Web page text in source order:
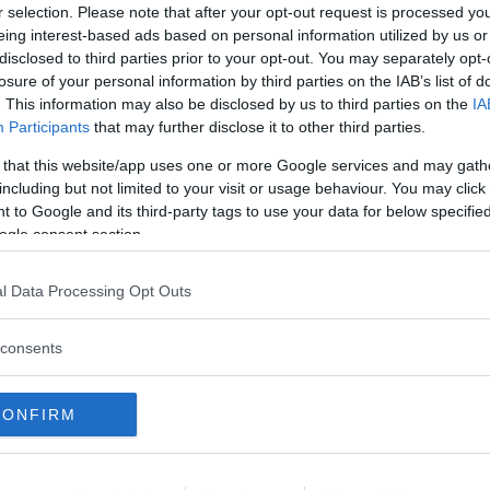
selection. Please note that after your opt-out request is processed
interest-based ads based on personal information utilized by us
to third parties prior to your opt-out. You may separately
of your personal information by third parties on the IAB’s list of
This information may also be disclosed by us to third parties on the
Participants that may further disclose it to other third parties.
that this website/app uses one or more Google services and may
but not limited to your visit or usage behaviour. You may
to Google and its third-party tags to use your data for below
consent section.
Data Processing Opt Outs
avsluta stycket med en liten tillbakablick
bok snabbt kan det därför vara bra att läsa de
innan du går in djupare i de som du
om. På så sätt sparar du tid, och riskerar inte
sig att du inte ens hade behövt läsa.